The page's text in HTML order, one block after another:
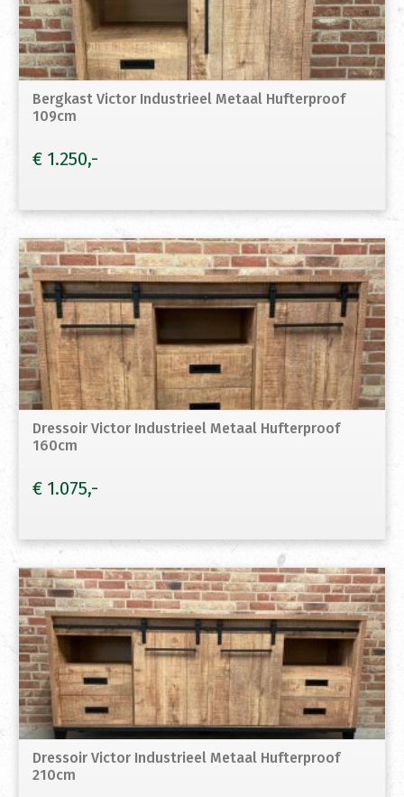
Bergkast Victor Industrieel Metaal Hufterproof
109cm
€ 1.250
Dressoir Victor Industrieel Metaal Hufterproof
160cm
€ 1.075
Dressoir Victor Industrieel Metaal Hufterproof
210cm